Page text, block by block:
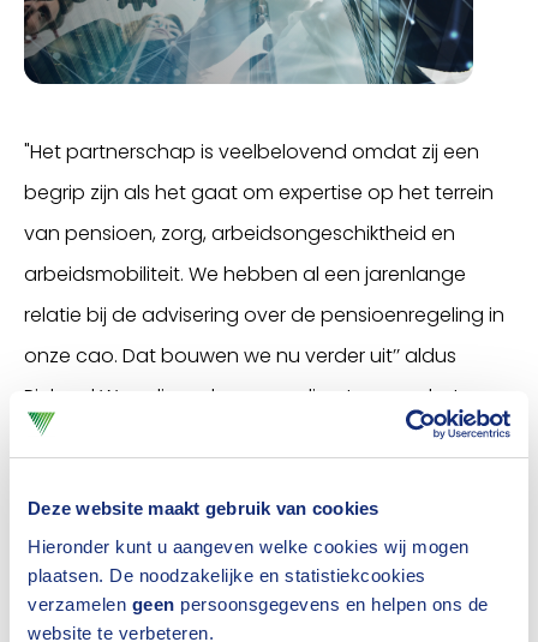
Deze website maakt gebruik van cookies
Hieronder kunt u aangeven welke cookies wij mogen
plaatsen. De noodzakelijke en statistiekcookies
verzamelen geen persoonsgegevens en helpen ons de
website te verbeteren.
"Het partnerschap is veelbelovend omdat zij een
begrip zijn als het gaat om expertise op het terrein
van pensioen, zorg, arbeidsongeschiktheid en
arbeidsmobiliteit. We hebben al een jarenlange
relatie bij de advisering over de pensioenregeling in
onze cao. Dat bouwen we nu verder uit’’ aldus
Richard Weurding, algemeen directeur van het
Verbond.
Managing partner Theo Stam van Montae &
Partners: "Door het partnerschap met het Verbond
kunnen we onze kennis op het gebied van
secundaire arbeidsvoorwaarden delen en